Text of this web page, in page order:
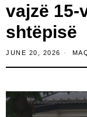
vajzë 15-
shtëpisë
JUNE 20, 2026